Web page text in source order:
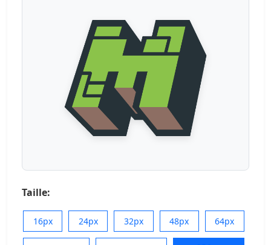
Taille:
16px 24px 32px 48px 64px